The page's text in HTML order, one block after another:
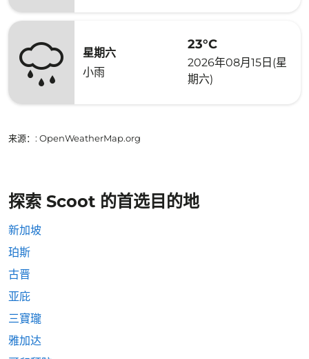
星期六
小雨
23°C
2026年08月15日(星
期六)
来源： : OpenWeatherMap.org
探索 Scoot 的首选目的地
新加坡
珀斯
古晋
亚庇
三寶瓏
雅加达